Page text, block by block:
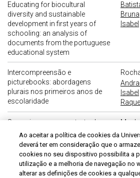
Educating for biocultural
diversity and sustainable
development in first years of
schooling: an analysis of
documents from the portuguese
educational system
Bruna
Isabel
Intercompreensão e
picturebooks: abordagens
plurais nos primeiros anos de
escolaridade
Isabel
Raquel
Supervisores em contexto de
formação de professores:
constrangimentos e desafios
Isabel
A prática pedagógica na
Lima,
Ao aceitar a política de cookies da
deverá ter em consideração que o
cookies no seu dispositivo possibilita a
utilização e a melhoria de navegação no
alterar as definições de cookies a